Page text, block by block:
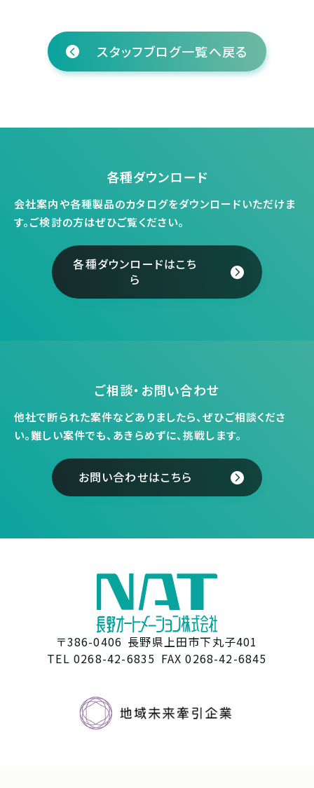
スタッフブログ一覧へ戻る
各種ダウンロード
会社案内や各種製品のカタログをダウンロードいただけま
す。ご検討の方はぜひご覧ください。
各種ダウンロードはこち
ら
ご相談・お問い合わせ
他社で断られた案件などありましたら、ぜひご相談くださ
い。難しい案件でも、あきらめずに、挑戦します。
お問い合わせはこちら
〒386-0406 長野県上田市下丸子401
TEL 0268-42-6835 FAX 0268-42-6845